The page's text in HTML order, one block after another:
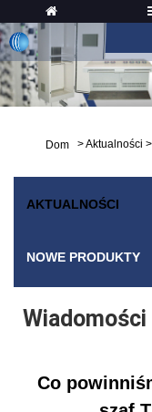
Dom >Aktualności >
AKTUALNOŚCI
NOWE PRODUKTY
Co